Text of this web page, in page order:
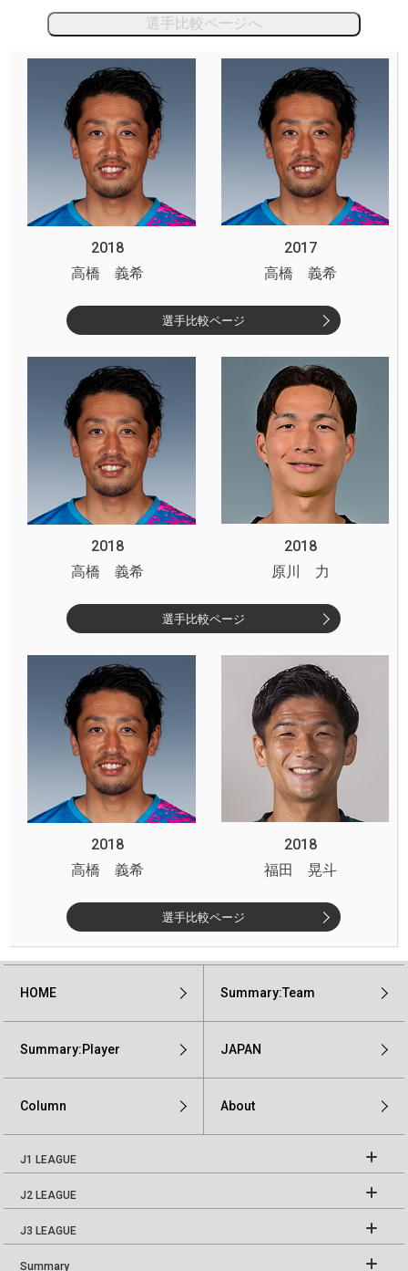
選手比較ページへ
2018
2017
高橋 義希
高橋 義希
選手比較ページ
2018
2018
高橋 義希
原川 力
選手比較ページ
2018
2018
高橋 義希
福田 晃斗
選手比較ページ
HOME Summary:Team
Summary:Player JAPAN
Column About
J1 LEAGUE
J2 LEAGUE
J3 LEAGUE
Summary